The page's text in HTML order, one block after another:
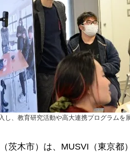
し、教育研究活動や高大連携プログラムを
茨木市）は、MUSVI（東京都